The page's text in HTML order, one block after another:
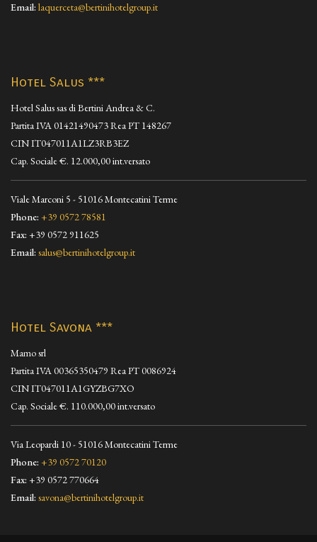
Email: laquerceta@bertinihotelgroup.it
Hotel Salus ***
Hotel Salus sas di Bertini Andrea & C.
Partita IVA 01421490473 Rea PT 148267
CIN IT047011A1LZ3RB3EZ
Cap. Sociale €. 12.000,00 int.versato
Viale Marconi 5 - 51016 Montecatini Terme
Phone: +39 0572 78581
Fax: +39 0572 911625
Email: salus@bertinihotelgroup.it
Hotel Savona ***
Mamo srl
Partita IVA 00365350479 Rea PT 0086924
CIN IT047011A1GYZBG7XO
Cap. Sociale €. 110.000,00 int.versato
Via Leopardi 10 - 51016 Montecatini Terme
Phone: +39 0572 70120
Fax: +39 0572 770664
Email: savona@bertinihotelgroup.it